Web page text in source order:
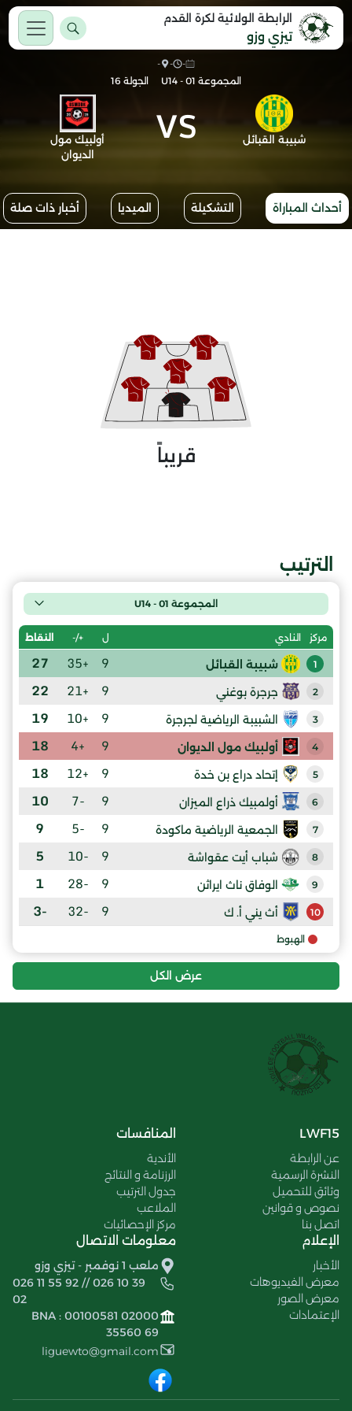
الرابطة الولائية لكرة القدم
تيزي وزو
-
-
-
المجموعة 01 - U14
الجولة 16
شبيبة القبائل VS
أولبيك مول
الديوان
أحداث المباراة التشكيلة الميديا أخبار ذات صلة
قريباً
الترتيب
المجموعة 01 - U14
مركز النادي ل +/- النقاط
1 شبيبة القبائل 9
+35
27
2 جرجرة بوغني 9
+21
22
3 الشبيبة الرياضية لجرجرة 9
+10
19
4 أولبيك مول الديوان 9
+4
18
5 إتحاد دراع بن خدة 9
+12
18
6 أولمبيك ذراع الميزان 9
-7
10
7 الجمعية الرياضية ماكودة 9
-5
9
8 شباب أيت عقواشة 9
-10
5
9 الوفاق ناث ايراثن 9
-28
1
10 أث يني أ. ك 9
-32
-3
الهبوط
عرض الكل
LWF15
عن الرابطة
النشرة الرسمية
وثائق للتحميل
نصوص و قوانين
اتصل بنا
المنافسات
الأندية
الرزنامة و النتائج
جدول الترتيب
الملاعب
مركز الإحصائيات
الإعلام
الأخبار
معرض الفيديوهات
معرض الصور
الإعتمادات
معلومات الاتصال
ملعب 1 نوفمبر - تيزي وزو
026 11 55 92 // 026 10 39
02
BNA : 00100581 02000
35560 69
liguewto@gmail.com